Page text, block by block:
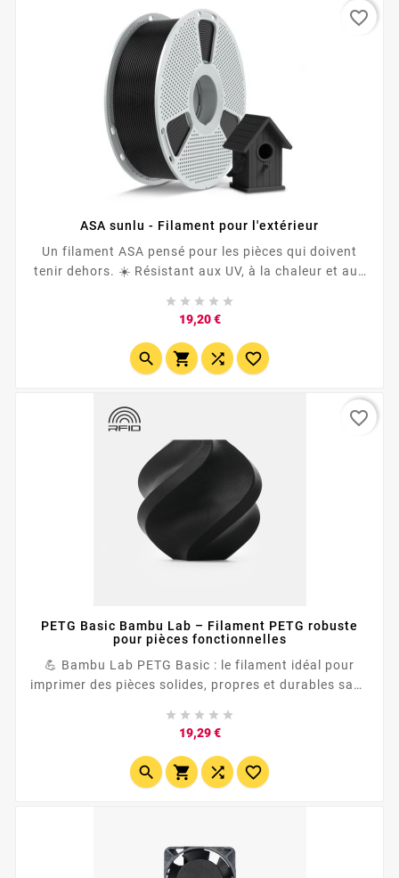
ASA sunlu - Filament pour l'extérieur
Un filament ASA pensé pour les pièces qui doivent
tenir dehors. ☀️ Résistant aux UV, à la chaleur et aux
auto/moto, jardin, signalétique et accessoires
techniques . 🖨️ Plus exigeant qu’un PLA : à...
    
19,20 €Prix
   
favorite_border
PETG Basic Bambu Lab – Filament PETG robuste
pour pièces fonctionnelles
💪 Bambu Lab PETG Basic : le filament idéal pour
imprimer des pièces solides, propres et durables sans
fonctionnelles, il offre un excellent compromis
entre...
    
19,29 €Prix
   
favorite_border